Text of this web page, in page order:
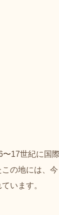
17世紀に国
の地には、
います。